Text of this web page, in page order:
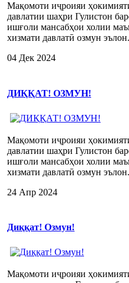
Мақомоти иҷроияи
давлатии шаҳри Гулистон
ишғоли мансабҳои холии
хизмати давлатӣ озмун
04 Дек 2024
ДИҚҚАТ! ОЗМУН!
Мақомоти иҷроияи
давлатии шаҳри Гулистон
ишғоли мансабҳои холии
хизмати давлатӣ озмун
24 Апр 2024
Диққат! Озмун!
Мақомоти иҷроияи